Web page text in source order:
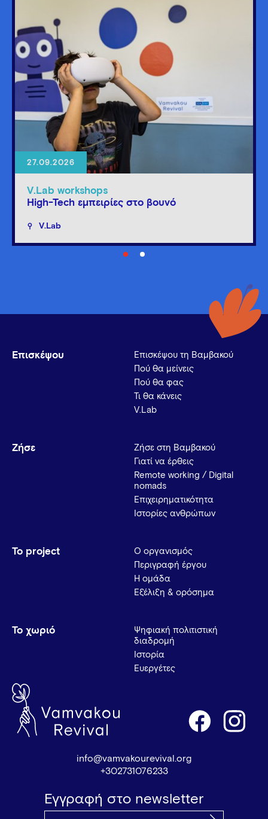
27.09.2026
V.Lab workshops
High-Tech εμπειρίες στο βουνό
V.Lab
Επισκέψου
Επισκέψου τη Βαμβακού
Πού θα μείνεις
Πού θα φας
Τι θα κάνεις
V.Lab
Ζήσε
Ζήσε στη Βαμβακού
Γιατί να έρθεις
Remote working / Digital
nomads
Επιχειρηματικότητα
Ιστορίες ανθρώπων
Το project
Ο οργανισμός
Περιγραφή έργου
Η ομάδα
Εξέλιξη & ορόσημα
Το χωριό
Ψηφιακή πολιτιστική
διαδρομή
Ιστορία
Ευεργέτες
info@vamvakourevival.org
+302731076233
Εγγραφή στο newsletter